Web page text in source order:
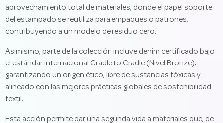
aprovechamiento total de materiales, donde el papel soporte
del estampado se reutiliza para empaques o patrones,
contribuyendo a un modelo de residuo cero.
Asimismo, parte de la colección incluye denim certificado bajo
el estándar internacional Cradle to Cradle (Nivel Bronze),
garantizando un origen ético, libre de sustancias tóxicas y
alineado con las mejores prácticas globales de sostenibilidad
textil.
Esta acción permite dar una segunda vida a materiales que, de